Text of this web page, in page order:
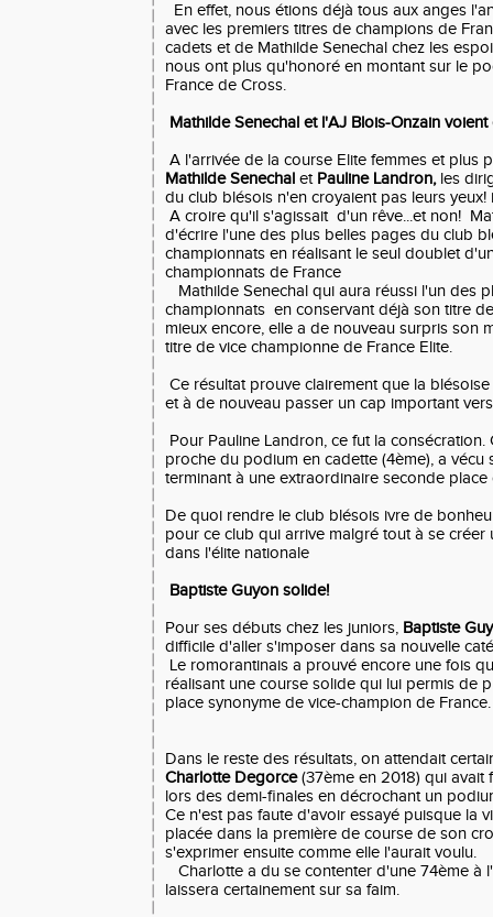
En effet, nous étions déjà tous aux anges
avec les premiers titres de champions de
cadets et de Mathilde Senechal chez les
nous ont plus qu'honoré en montant sur le
France de Cross.
Mathilde Senechal et l'AJ Blois-Onzain
A l'arrivée de la course Elite femmes et plus
Mathilde Senechal et Pauline Landron,les
du club blésois n'en croyaient pas leurs yeux!
A croire qu'il s'agissait d'un rêve...et non!
d'écrire l'une des plus belles pages du club
championnats en réalisant le seul doublet
championnats de France
Mathilde Senechal qui aura réussi l'un des
championnats en conservant déjà son titre
mieux encore, elle a de nouveau surpris son
titre de vice championne de France Elite.
Ce résultat prouve clairement que la
et à de nouveau passer un cap important
Pour Pauline Landron, ce fut la
proche du podium en cadette (4ème), a vécu
terminant à une extraordinaire seconde place
De quoi rendre le club blésois ivre de
pour ce club qui arrive malgré tout à se créer
dans l'élite nationale
Baptiste Guyon solide!
Pour ses débuts chez les juniors, Baptiste
difficile d'aller s'imposer dans sa nouvelle
Le romorantinais a prouvé encore une fois
réalisant une course solide qui lui permis de
place synonyme de vice-champion de France.
Dans le reste des résultats, on attendait
Charlotte Degorce(37ème en 2018) qui avait
lors des demi-finales en décrochant un
Ce n'est pas faute d'avoir essayé puisque la
placée dans la première de course de son
s'exprimer ensuite comme elle l'aurait voulu.
Charlotte a du se contenter d'une 74ème à
laissera certainement sur sa faim.